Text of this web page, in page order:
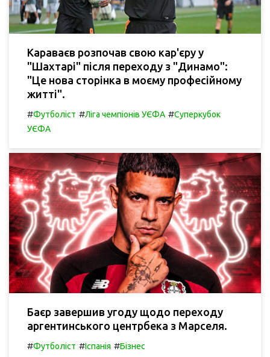
Караваєв розпочав свою кар'єру у
"Шахтарі" після переходу з "Динамо":
"Це нова сторінка в моєму професійному
житті".
#Футболіст #Ліга чемпіонів УЄФА #Суперкубок
УЄФА
Баєр завершив угоду щодо переходу
аргентинського центрбека з Марселя.
#Футболіст #Іспанія #Бізнес